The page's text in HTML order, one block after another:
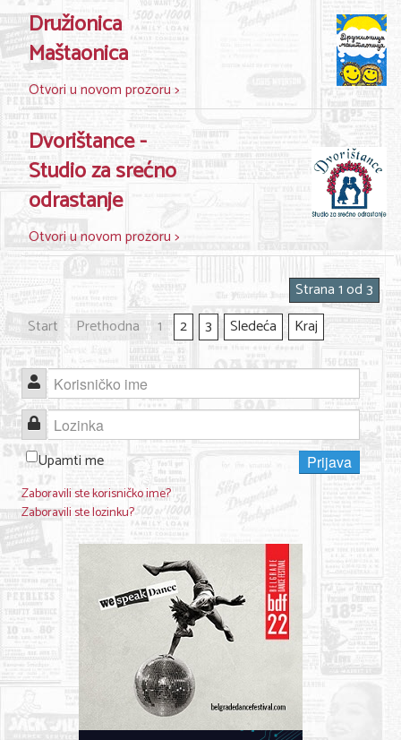
Družionica
Maštaonica
Otvori u novom prozoru >
Dvorištance -
Studio za srećno
odrastanje
Otvori u novom prozoru >
Strana 1 od 3
Start
Prethodna 1 2 3 Sledeća Kraj
Korisničko ime
Lozinka
Upamti me
Prijava
Zaboravili ste korisničko ime?
Zaboravili ste lozinku?